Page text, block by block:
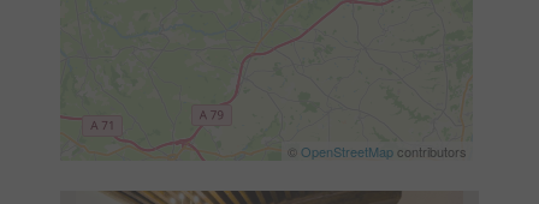
© OpenStreetMapcontributors